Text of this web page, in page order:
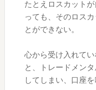
たとえロスカット
っても、そのロス
とができない。
心から受け入れて
と、トレードメン
してしまい、口座